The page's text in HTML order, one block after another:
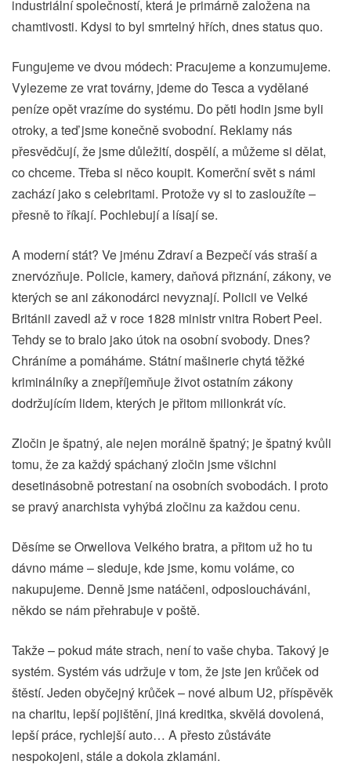
industriální společností, která je primárně založena na
chamtivosti. Kdysi to byl smrtelný hřích, dnes status quo.
Fungujeme ve dvou módech: Pracujeme a konzumujeme.
Vylezeme ze vrat továrny, jdeme do Tesca a vydělané
peníze opět vrazíme do systému. Do pěti hodin jsme byli
otroky, a teď jsme konečně svobodní. Reklamy nás
přesvědčují, že jsme důležití, dospělí, a můžeme si dělat,
co chceme. Třeba si něco koupit. Komerční svět s námi
zachází jako s celebritami. Protože vy si to zasloužíte –
přesně to říkají. Pochlebují a lísají se.
A moderní stát? Ve jménu Zdraví a Bezpečí vás straší a
znervózňuje. Policie, kamery, daňová přiznání, zákony, ve
kterých se ani zákonodárci nevyznají. Policii ve Velké
Británii zavedl až v roce 1828 ministr vnitra Robert Peel.
Tehdy se to bralo jako útok na osobní svobody. Dnes?
Chráníme a pomáháme. Státní mašinerie chytá těžké
kriminálníky a znepříjemňuje život ostatním zákony
dodržujícím lidem, kterých je přitom milionkrát víc.
Zločin je špatný, ale nejen morálně špatný; je špatný kvůli
tomu, že za každý spáchaný zločin jsme všichni
desetinásobně potrestaní na osobních svobodách. I proto
se pravý anarchista vyhýbá zločinu za každou cenu.
Děsíme se Orwellova Velkého bratra, a přitom už ho tu
dávno máme – sleduje, kde jsme, komu voláme, co
nakupujeme. Denně jsme natáčeni, odposloucháváni,
někdo se nám přehrabuje v poště.
Takže – pokud máte strach, není to vaše chyba. Takový je
systém. Systém vás udržuje v tom, že jste jen krůček od
štěstí. Jeden obyčejný krůček – nové album U2, příspěvěk
na charitu, lepší pojištění, jiná kreditka, skvělá dovolená,
lepší práce, rychlejší auto… A přesto zůstáváte
nespokojeni, stále a dokola zklamáni.